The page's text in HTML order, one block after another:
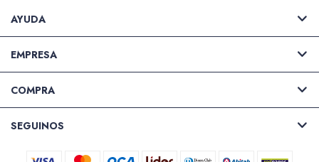
AYUDA
EMPRESA
COMPRA
SEGUINOS